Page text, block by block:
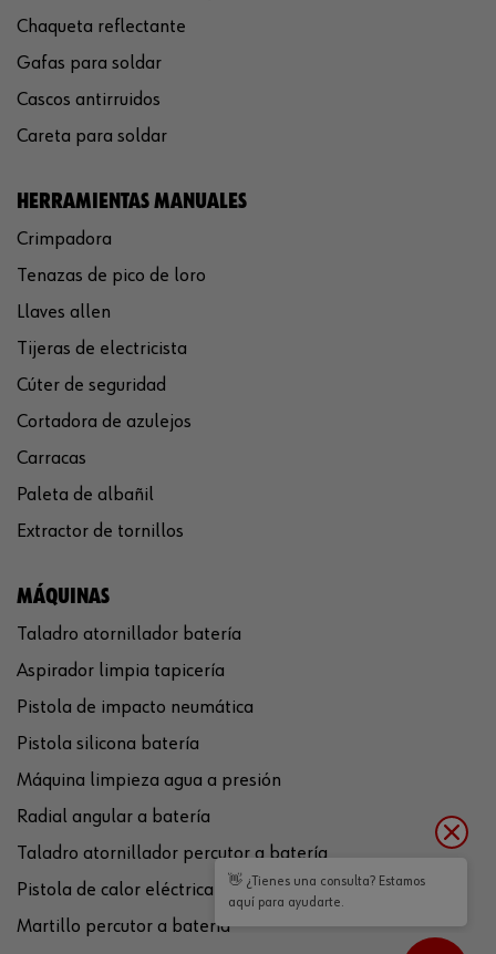
Chaqueta reflectante
Gafas para soldar
Cascos antirruidos
Careta para soldar
HERRAMIENTAS MANUALES
Crimpadora
Tenazas de pico de loro
Llaves allen
Tijeras de electricista
Cúter de seguridad
Cortadora de azulejos
Carracas
Paleta de albañil
Extractor de tornillos
MÁQUINAS
Taladro atornillador batería
Aspirador limpia tapicería
Pistola de impacto neumática
Pistola silicona batería
Máquina limpieza agua a presión
Radial angular a batería
Taladro atornillador percutor a batería
Pistola de calor eléctrica
Martillo percutor a batería
👋 ¿Tienes una consulta? Estamos
aquí para ayudarte.